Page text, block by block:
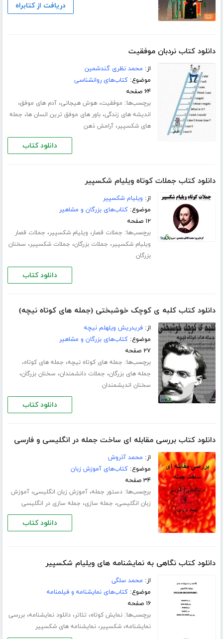
دریافت از کتابراه
دانلود کتاب نردبان موفقیت
از: محمد نظری گندشمین
موضوع:کتاب‌های روانشناسی
۶۴ صفحه
برچسب‌ها: موفقیت،هوش هیجانی،آدم های موفق،
اندیشه های زندگی،باور های موفق ترین انسان ها، جمله
های شکسپیر،آرامش ذهن
دانلود کتاب
دانلود کتاب جملات کوتاه ویلیام شکسپیر
از: ویلیام شکسپیر
موضوع:کتاب‌های بزرگان و مشاهیر
۱۲ صفحه
برچسب‌ها: جملات قصار، ویلیام شکسپیر، جملات قصار
ویلیام شکسپیر، جملات بزرگان، جملات شکسپیر، سخنان
بزرگان
دانلود کتاب
دانلود کتاب کلبه ی کوچک خوشبختی (جمله های کوتاه نیچه)
از:فریدریش ویلهلم نیچه
موضوع:کتاب‌های بزرگان و مشاهیر
۲۷ صفحه
برچسب‌ها: جمله های کوتاه نیچه، جمله های کوتاه،
جمله های بزرگان، جملات دانشمندان، سخنان بزرگان،
سخنان اندیشمندان
دانلود کتاب
دانلود کتاب بررسی مقابله ای ساخت جمله در انگلیسی و فارسی
از: محمد آذروش
موضوع:کتاب‌های آموزش زبان
۳۴ صفحه
برچسب‌ها:دستور جمله،آموزش زبان انگلیسی،آموزش
زبان انگلیسی، جمله سازی، جمله سازی در انگلیسی
دانلود کتاب
دانلود کتاب نگاهی به نمایشنامه های ویلیام شکسپیر
از: محمد سلگی
موضوع:کتاب‌های نمایشنامه و فیلمنامه
۱۶ صفحه
برچسب‌ها:نمایش کوتاه، تئاتر،دانلود نمایشنامه،بررسی
نمایشنامه،شکسپیر،نمایشنامه های شکسپیر